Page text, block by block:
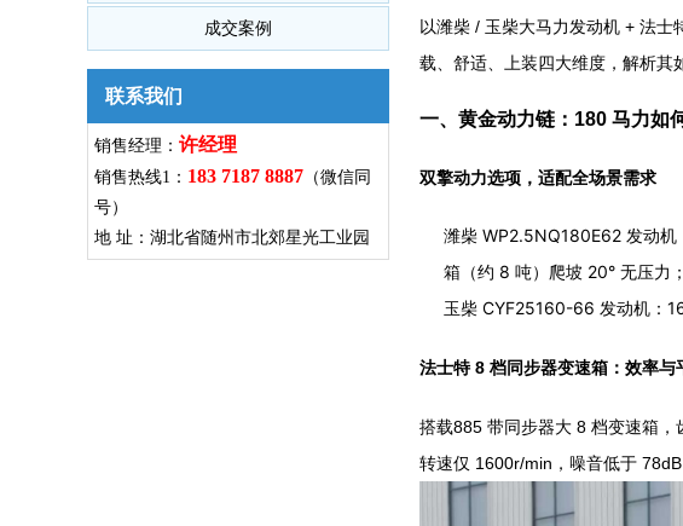
成交案例
联系我们
销售经理： 许经理
销售热线1： 183 7187 8887 （微信同
号）
地 址：湖北省随州市北郊星光工业园
以潍柴 / 玉柴大马力发动机 + 法
载、舒适、上装四大维度，解析其
一、黄金动力链：180 马力如
双擎动力选项，适配全场景需求
潍柴 WP2.5NQ180E62 发动
箱（约 8 吨）爬坡 20° 无压力；
玉柴 CYF25160-66 发动机：
法士特 8 档同步器变速箱：效率与
搭载885 带同步器大 8 档变速箱
转速仅 1600r/min，噪音低于